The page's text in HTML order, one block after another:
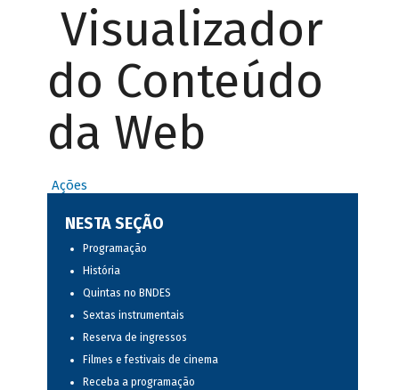
Visualizador
do Conteúdo
da Web
Ações
NESTA SEÇÃO
Programação
História
Quintas no BNDES
Sextas instrumentais
Reserva de ingressos
Filmes e festivais de cinema
Receba a programação